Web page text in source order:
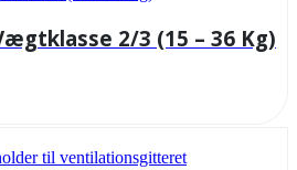
2/3 (15 – 36 Kg)